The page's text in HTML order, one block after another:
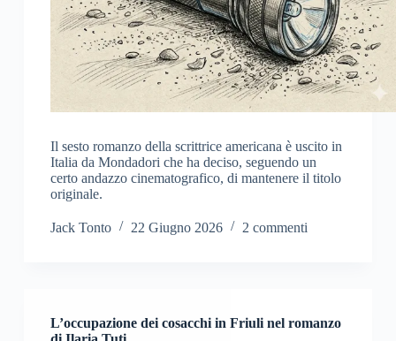
Il sesto romanzo della scrittrice americana è uscito in
Italia da Mondadori che ha deciso, seguendo un
certo andazzo cinematografico, di mantenere il titolo
originale.
Jack Tonto 22 Giugno 2026 2 commenti
L’occupazione dei cosacchi in Friuli nel romanzo